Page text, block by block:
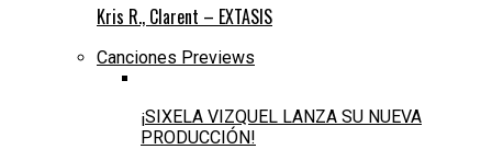
Kris R., Clarent – EXTASIS
Canciones Previews
¡SIXELA VIZQUEL LANZA SU NUEVA
PRODUCCIÓN!